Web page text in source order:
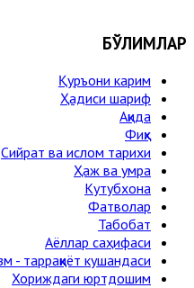
БЎЛИМЛАР
Қуръони карим
Ҳадиси шариф
Ақида
Фиқҳ
Сийрат ва ислом тарихи
Ҳаж ва умра
Кутубхона
Фатволар
Табобат
Аёллар саҳифаси
- тарраққиёт кушандаси
Хориждаги юртдошим